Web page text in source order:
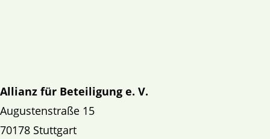
Allianz für Beteiligung e. V.
Augustenstraße 15
70178 Stuttgart